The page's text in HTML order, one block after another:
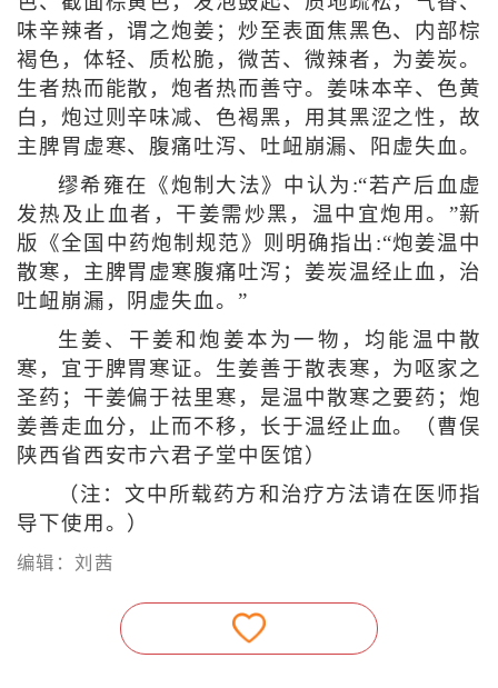
味辛辣者，谓之炮姜；炒至表面焦黑色、内部棕
褐色，体轻、质松脆，微苦、微辣者，为姜炭。
生者热而能散，炮者热而善守。姜味本辛、色黄
白，炮过则辛味减、色褐黑，用其黑涩之性，故
主脾胃虚寒、腹痛吐泻、吐衄崩漏、阳虚失血。
缪希雍在《炮制大法》中认为:“若产后血虚
发热及止血者，干姜需炒黑，温中宜炮用。”新
版《全国中药炮制规范》则明确指出:“炮姜温中
散寒，主脾胃虚寒腹痛吐泻；姜炭温经止血，治
吐衄崩漏，阴虚失血。”
生姜、干姜和炮姜本为一物，均能温中散
寒，宜于脾胃寒证。生姜善于散表寒，为呕家之
圣药；干姜偏于祛里寒，是温中散寒之要药；炮
姜善走血分，止而不移，长于温经止血。（曹俣
陕西省西安市六君子堂中医馆）
（注：文中所载药方和治疗方法请在医师指
导下使用。）
编辑：刘茜